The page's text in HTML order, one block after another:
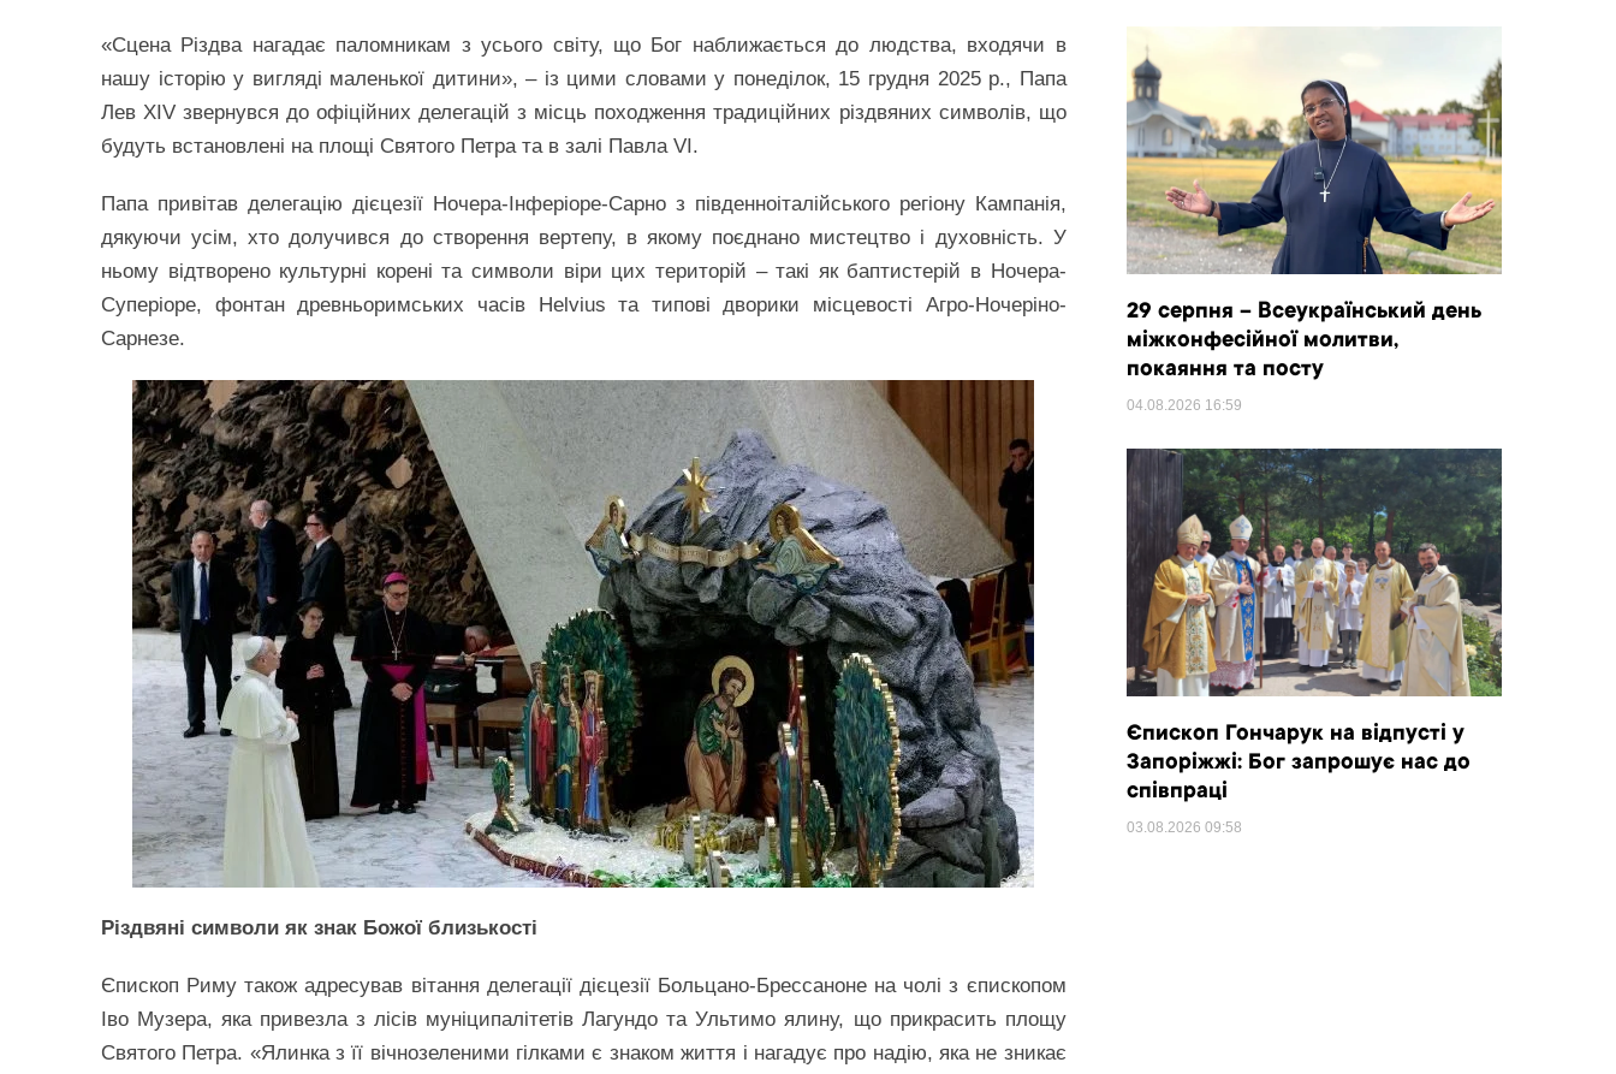
«Сцена Різдва нагадає паломникам з усього світу, що Бог наближається до людства, входячи в
нашу історію у вигляді маленької дитини», – із цими словами у понеділок, 15 грудня 2025 р., Папа
Лев XIV звернувся до офіційних делегацій з місць походження традиційних різдвяних символів, що
будуть встановлені на площі Святого Петра та в залі Павла VI.
Папа привітав делегацію дієцезії Ночера-Інферіоре-Сарно з південноіталійського регіону Кампанія,
дякуючи усім, хто долучився до створення вертепу, в якому поєднано мистецтво і духовність. У
ньому відтворено культурні корені та символи віри цих територій – такі як баптистерій в Ночера-
Суперіоре, фонтан древньоримських часів Helvius та типові дворики місцевості Агро-Ночеріно-
Сарнезе.
Різдвяні символи як знак Божої близькості
Єпископ Риму також адресував вітання делегації дієцезії Больцано-Брессаноне на чолі з єпископом
Іво Музера, яка привезла з лісів муніципалітетів Лагундо та Ультимо ялину, що прикрасить площу
Святого Петра. «Ялинка з її вічнозеленими гілками є знаком життя і нагадує про надію, яка не зникає
29 серпня – Всеукраїнський день
міжконфесійної молитви,
покаяння та посту
04.08.2026 16:59
Єпископ Гончарук на відпусті у
Запоріжжі: Бог запрошує нас до
співпраці
03.08.2026 09:58